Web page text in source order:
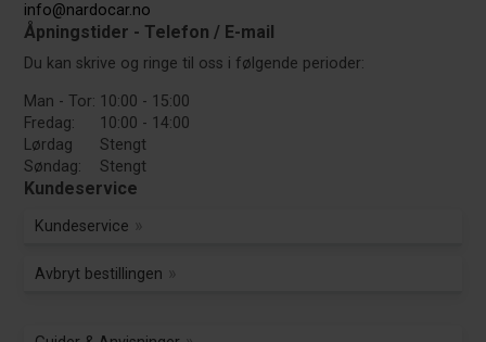
info@nardocar.no
Åpningstider - Telefon / E-mail
Du kan skrive og ringe til oss i følgende perioder:
Man - Tor: 10:00 - 15:00
Fredag:
10:00 - 14:00
Lørdag
Stengt
Søndag:
Stengt
Kundeservice
Kundeservice
Avbryt bestillingen